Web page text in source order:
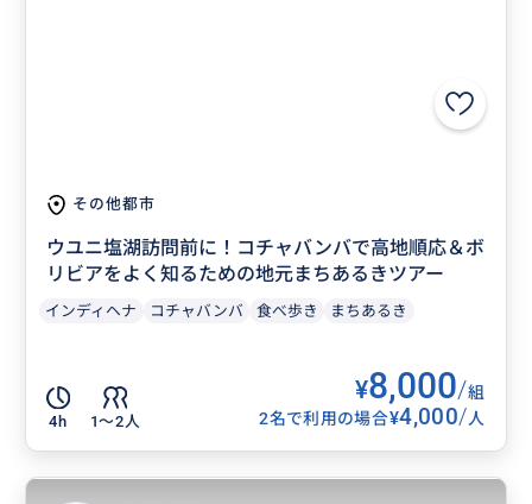
その他都市
ウユニ塩湖訪問前に！コチャバンバで高地順応＆ボ
リビアをよく知るための地元まちあるきツアー
インディヘナ コチャバンバ 食べ歩き まちあるき
4h 1〜2人
¥8,000/組
2名で利用の場合¥4,000/人